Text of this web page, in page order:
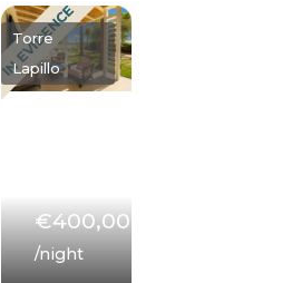
IN EVIDENCE
Torre
Lapillo
€400,00
/night